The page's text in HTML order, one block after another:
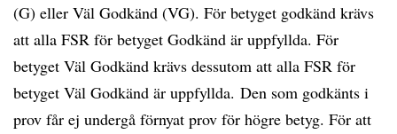
(G) eller Väl Godkänd (VG). För betyget godkänd krävs
att alla FSR för betyget Godkänd är uppfyllda. För
betyget Väl Godkänd krävs dessutom att alla FSR för
betyget Väl Godkänd är uppfyllda. Den som godkänts i
prov får ej undergå förnyat prov för högre betyg. För att